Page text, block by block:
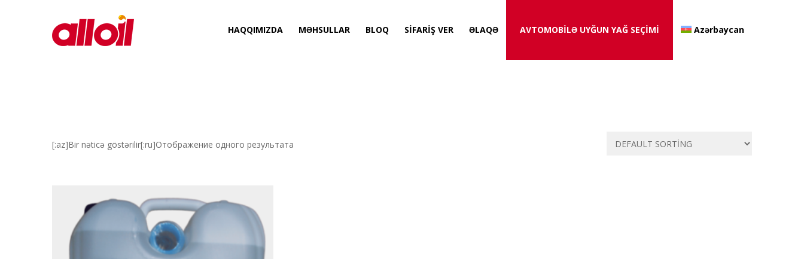
HAQQIMIZDA MƏHSULLAR BLOQ SİFARİŞ VER ƏLAQƏ AVTOMOBİLƏ UYĞUN YAĞ SEÇİMİ Azərbaycan
[:az]Bir nəticə göstərilir[:ru]Отображение одного результата